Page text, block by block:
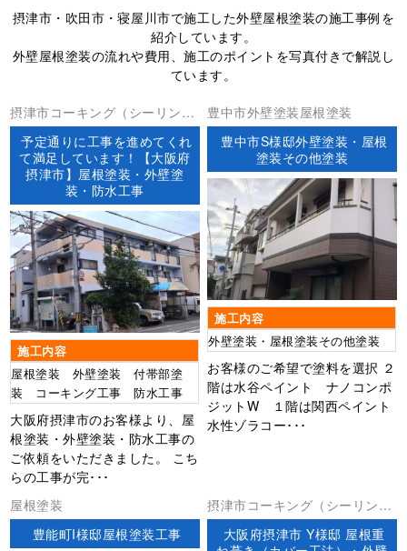
摂津市・吹田市・寝屋川市で施工した外壁屋根塗装の施工事例を
紹介しています。
外壁屋根塗装の流れや費用、施工のポイントを写真付きで解説し
ています。
摂津市コーキング（シーリン
グ）ベランダ防水外壁塗装屋上
防水屋根塗装防水工事
予定通りに工事を進めてくれ
て満足しています！【大阪府
摂津市】屋根塗装・外壁塗
装・防水工事
施工内容
屋根塗装 外壁塗装 付帯部塗
装 コーキング工事 防水工事
大阪府摂津市のお客様より、屋
根塗装・外壁塗装・防水工事の
ご依頼をいただきました。 こち
らの工事が完･･･
豊中市外壁塗装屋根塗装
豊中市S様邸外壁塗装・屋根
塗装その他塗装
施工内容
外壁塗装・屋根塗装その他塗装
お客様のご希望で塗料を選択 ２
階は水谷ペイント ナノコンポ
ジットW １階は関西ペイント
水性ゾラコー･･･
屋根塗装
豊能町I様邸屋根塗装工事
摂津市コーキング（シーリン
グ）ベランダ防水外壁塗装屋根
工事防水工事
大阪府摂津市 Y様邸 屋根重